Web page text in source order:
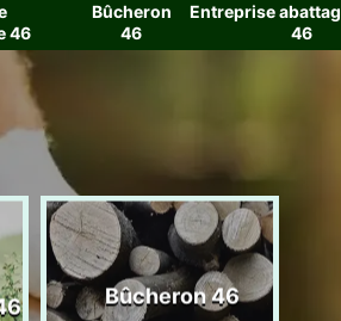
46
Bûcheron
46
Entreprise
46
Bûcheron 46